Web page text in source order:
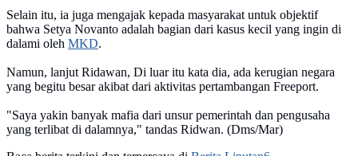
Selain itu, ia juga mengajak kepada masyarakat untuk objektif
bahwa Setya Novanto adalah bagian dari kasus kecil yang ingin di
dalami oleh MKD.
Namun, lanjut Ridawan, Di luar itu kata dia, ada kerugian negara
yang begitu besar akibat dari aktivitas pertambangan Freeport.
"Saya yakin banyak mafia dari unsur pemerintah dan pengusaha
yang terlibat di dalamnya," tandas Ridwan. (Dms/Mar)